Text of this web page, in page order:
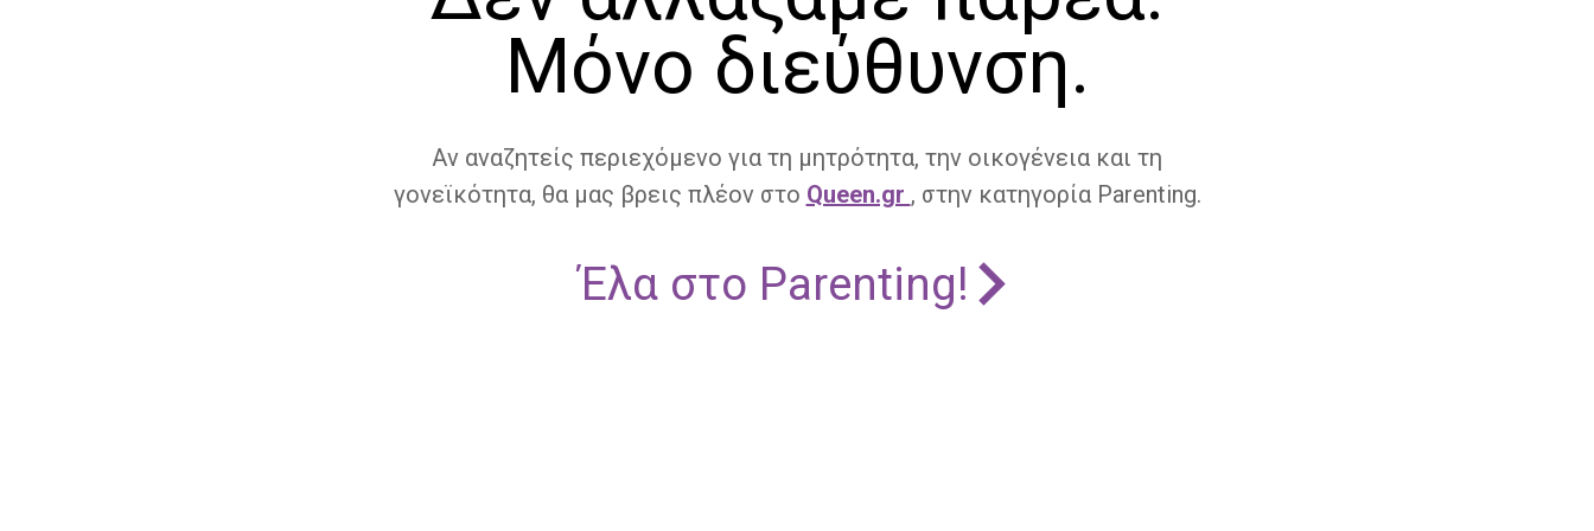
Μόνο διεύθυνση.
Αν αναζητείς περιεχόμενο για τη μητρότητα, την οικογένεια και τη
γονεϊκότητα, θα μας βρεις πλέον στο Queen.gr , στην κατηγορία Parenting.
Έλα στο Parenting!